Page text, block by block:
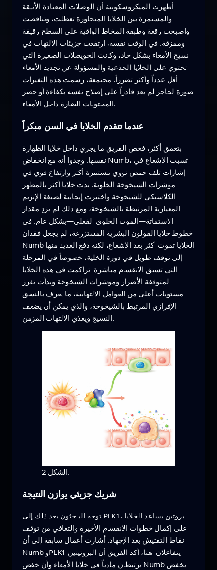
أظهرت الميكروسكوبية أن الوصلات المعتادة الأنيقة
والمستمرة بين الخلايا المتجاورة تعطلت، وتناقصت
واصبحت رقعة وطبقة المخاط الواقية على السطح رقيقة
وممزقة. في الوقت نفسه، ارتفعت جزيئات الالتهاب في
نسيج الأمعاء بشكل حاد، وكانت الحويصلات الصغيرة التي
تحتوي على الخلايا الجذعية والمسؤولة عن تجديد الأمعاء
أقل عدداً وأكثر تضرراً. مجتمعة، رسمت هذه التغيرات
صورة لحاجز لم يعد قادراً على إصلاح نفسه بكفاءة أو حصر
المحتويات الضارة داخل الأمعاء.
عندما تتقدم الخلايا في السن مبكراً
بتعمق أكثر، فحص الفريق ما يجري داخل خلايا الظهارة
نفسها. وجدوا أنه مع انخفاض Numb، تسبب الإشعاع في
إشارات تلف حمض نووي مستمرة أكثر وارتفاع قوي في
مؤشرات الشيخوخة الخلوية. بدت خلايا أكثر بالمظهر
الكلاسيكي للشيخوخة واختبرت إيجابية لصبغة الإنزيم
المعيارية المرتبطة بالشيخوخة، ومع ذلك لم يزدِ مقدار
الاستماتة—الموت الخلوي الفعلي—بشكل عام. في
خطوط خلايا القولون البشرية المستزرعة، لم يجعل فقدان
Numb الخلايا تموت أكثر بعد الإشعاع، لكنه دفع العديد منها
إلى توقف طويل في دورة الخلية، خصوصاً في المرحلة
التي تسبق الانقسام مباشرة. تراكمت في هذه الخلايا
المتوقفة الأضرار ومؤشرات الشيخوخة وبدأت تفرز
مستويات أعلى من العوامل الالتهابية، ما يعرف بالنسق
الإفرازي المرتبط بالشيخوخة، والذي يمكن أن يضعف
النسيج ويغذي الالتهاب المزمن.
الشكل 2.
شريك جزيئي يوازن النتيجة
توجه الباحثون بعد ذلك إلى PLK1، بروتين يساعد الخلايا
على إكمال خطوات الانقسام الأخيرة والتعافي من توقف
نقاط التفتيش بعد الإجهاد. أشارت أعمال سابقة إلى أن
Numb وPLK1 يتفاعلان. هنا، أكد الفريق أن البروتينين
يرتبطان مادياً في خلايا الأمعاء وأن خفض Numb يخفض